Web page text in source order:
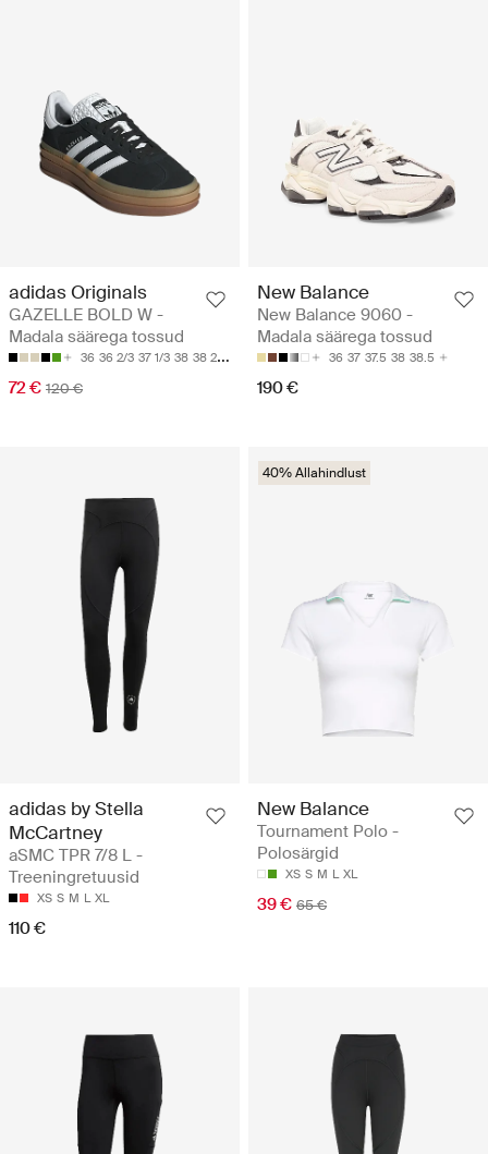
adidas Originals
GAZELLE BOLD W -
Madala säärega tossud
36 36 2/3 37 1/3 38 38 2/3
72 € 120 €
New Balance
New Balance 9060 -
Madala säärega tossud
36 37 37.5 38 38.5
190 €
adidas by Stella
McCartney
aSMC TPR 7/8 L -
Treeningretuusid
XS S M L XL
110 €
40% Allahindlust
New Balance
Tournament Polo -
Polosärgid
XS S M L XL
39 € 65 €